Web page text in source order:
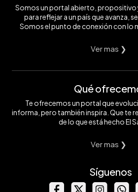
Somos un portal abierto, propositivo
para reflejar a un país que avanza,
Somos el punto de conexión con lo
Ver mas ❯
Qué
Te ofrecemos un portal que
informa, pero también inspira. Que te
de lo que está hecho El
Ver mas ❯
Síguenos